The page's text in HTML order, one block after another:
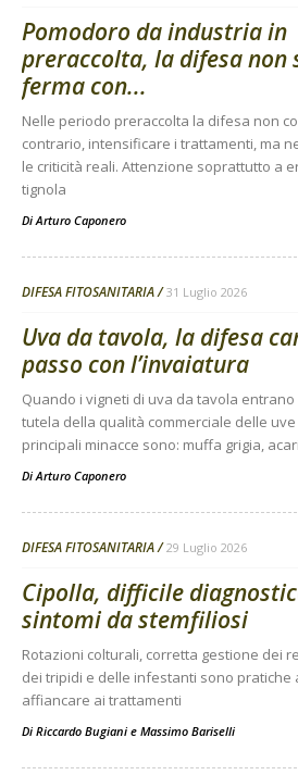
Pomodoro da industria in
preraccolta, la difesa non
ferma con...
Nelle periodo preraccolta la difesa non
contrario, intensificare i trattamenti, ma
le criticità reali. Attenzione soprattutto a
tignola
DiArturo Caponero
DIFESA FITOSANITARIA 31 Luglio 2026
Uva da tavola, la difesa
passo con l’invaiatura
Quando i vigneti di uva da tavola
tutela della qualità commerciale delle
principali minacce sono: muffa grigia,
DiArturo Caponero
DIFESA FITOSANITARIA 29 Luglio 2026
Cipolla, difficile
sintomi da stemfiliosi
Rotazioni colturali, corretta gestione dei
dei tripidi e delle infestanti sono pratiche
affiancare ai trattamenti
Di Riccardo Bugiani e Massimo Bariselli